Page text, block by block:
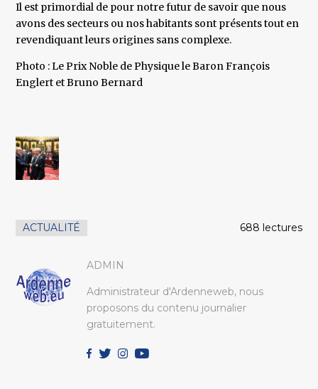
Il est primordial de pour notre futur de savoir que nous
avons des secteurs ou nos habitants sont présents tout en
revendiquant leurs origines sans complexe.
Photo : Le Prix Noble de Physique le Baron François
Englert et Bruno Bernard
ACTUALITÉ 688 lectures
ADMIN
Administrateur d'Ardenneweb, nous
proposons du contenu journalier
gratuitement.